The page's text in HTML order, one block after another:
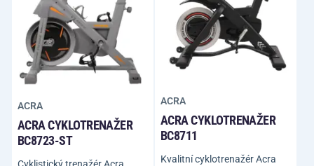
ACRA
ACRA CYKLOTRENAŽER
BC8723-ST
ACRA
ACRA CYKLOTRENAŽER
BC8711
Kvalitní cyklotrenažér Acra